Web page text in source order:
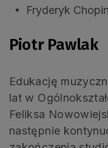
Fryderyk
Piotr Pawlak
Edukację
lat w
Feliksa
następnie